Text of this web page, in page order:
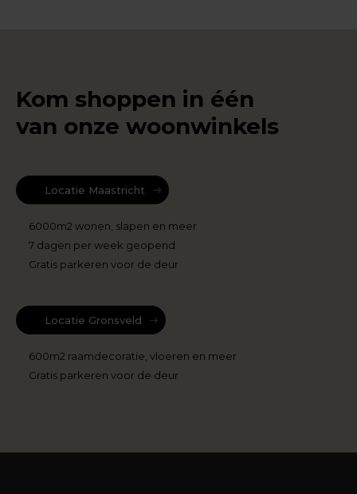
Kom shoppen in één
van onze woonwinkels
Locatie Maastricht
6000m2 wonen, slapen en meer
7 dagen per week geopend
Gratis parkeren voor de deur
Locatie Gronsveld
600m2 raamdecoratie, vloeren en meer
Gratis parkeren voor de deur